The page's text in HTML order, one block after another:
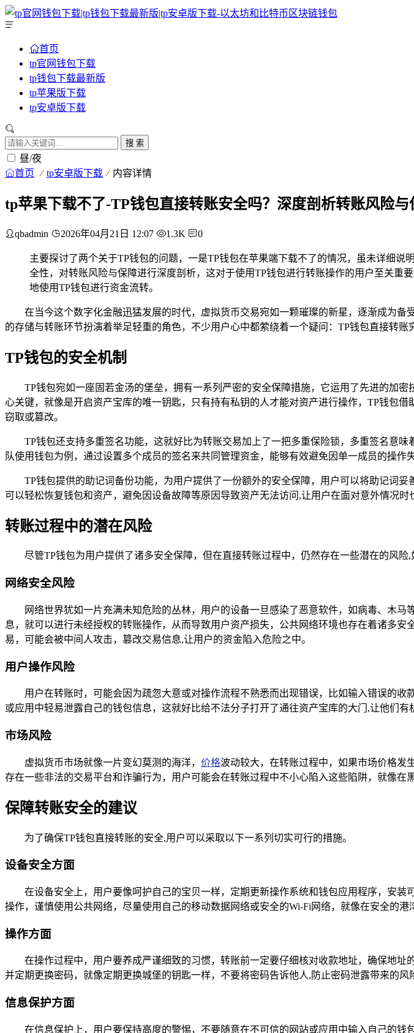
首页
tp官网钱包下载
tp钱包下载最新版
tp苹果版下载
tp安卓版下载
搜 索
昼/夜
首页 tp安卓版下载 内容详情
tp苹果下载不了-TP钱包直接转账安全吗？深度剖析转账风险与
qbadmin 2026年04月21日 12:07 1.3K 0
主要探讨了两个关于TP钱包的问题，一是TP钱包在苹果端下载不了的情况，虽未详细
全性，对转账风险与保障进行深度剖析，这对于使用TP钱包进行转账操作的用户至关
地使用TP钱包进行资金流转。
在当今这个数字化金融迅猛发展的时代，虚拟货币交易宛如一颗璀璨的新星，逐渐成为
的存储与转账环节扮演着举足轻重的角色，不少用户心中都萦绕着一个疑问：TP钱包直接转账
TP钱包的安全机制
TP钱包宛如一座固若金汤的堡垒，拥有一系列严密的安全保障措施，它运用了先进的加
心关键，就像是开启资产宝库的唯一钥匙，只有持有私钥的人才能对资产进行操作，TP钱包
窃取或篡改。
TP钱包还支持多重签名功能，这就好比为转账交易加上了一把多重保险锁，多重签名意
队使用钱包为例，通过设置多个成员的签名来共同管理资金，能够有效避免因单一成员的操
TP钱包提供的助记词备份功能，为用户提供了一份额外的安全保障，用户可以将助记词
可以轻松恢复钱包和资产，避免因设备故障等原因导致资产无法访问,让用户在面对意外情况时
转账过程中的潜在风险
尽管TP钱包为用户提供了诸多安全保障，但在直接转账过程中，仍然存在一些潜在的风险,
网络安全风险
网络世界犹如一片充满未知危险的丛林，用户的设备一旦感染了恶意软件，如病毒、木
息，就可以进行未经授权的转账操作，从而导致用户资产损失，公共网络环境也存在着诸多
易，可能会被中间人攻击，篡改交易信息,让用户的资金陷入危险之中。
用户操作风险
用户在转账时，可能会因为疏忽大意或对操作流程不熟悉而出现错误，比如输入错误的
或应用中轻易泄露自己的钱包信息，这就好比给不法分子打开了通往资产宝库的大门,让他们有
市场风险
虚拟货币市场就像一片变幻莫测的海洋， 价格波动较大，在转账过程中，如果市场价格发
存在一些非法的交易平台和诈骗行为，用户可能会在转账过程中不小心陷入这些陷阱，就像在
保障转账安全的建议
为了确保TP钱包直接转账的安全,用户可以采取以下一系列切实可行的措施。
设备安全方面
在设备安全上，用户要像呵护自己的宝贝一样，定期更新操作系统和钱包应用程序，安
操作，谨慎使用公共网络，尽量使用自己的移动数据网络或安全的Wi-Fi网络，就像在安全的港
操作方面
在操作过程中，用户要养成严谨细致的习惯，转账前一定要仔细核对收款地址，确保地
并定期更换密码，就像定期更换城堡的钥匙一样，不要将密码告诉他人,防止密码泄露带来的风
信息保护方面
在信息保护上，用户要保持高度的警惕，不要随意在不可信的网站或应用中输入自己的